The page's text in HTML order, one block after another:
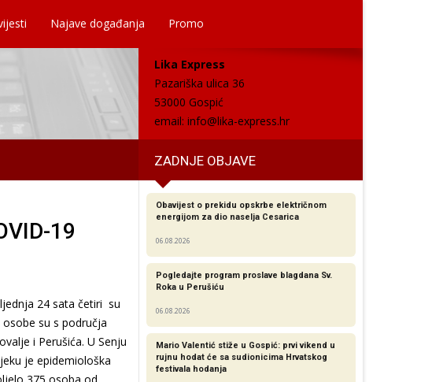
Najave događanja Promo
Lika Express
Pazariška ulica 36
53000 Gospić
email: info@lika-express.hr
ZADNJE OBJAVE
19
24 sata četiri su
su s područja
i Perušića. U Senju
je epidemiološka
Obavijest o prekidu opskrbe električnom
energijom za dio naselja Cesarica
06.08.2026
Pogledajte program proslave blagdana Sv.
Roka u Perušiću
06.08.2026
Mario Valentić stiže u Gospić: prvi vikend u
rujnu hodat će sa sudionicima Hrvatskog
festivala hodanja